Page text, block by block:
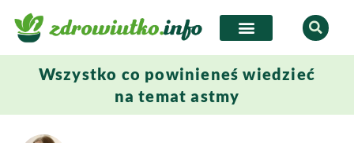
Wszystko co powinieneś wiedzieć
na temat astmy